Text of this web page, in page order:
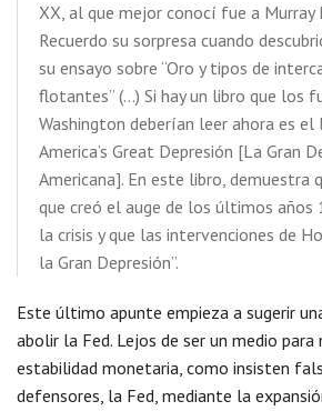
XX, al que mejor conocí fue a Murray
Recuerdo su sorpresa cuando
su ensayo sobre “Oro y tipos de
flotantes” (…) Si hay un libro que los
Washington deberían leer ahora es el
America’s Great Depresión [La Gran
Americana]. En este libro, demuestra
que creó el auge de los últimos años
la crisis y que las intervenciones de
la Gran Depresión”.
Este último apunte empieza a sugerir
abolir la Fed. Lejos de ser un medio
estabilidad monetaria, como insisten
defensores, la Fed, mediante la